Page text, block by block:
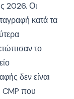
2026. Οι
κατά τα
το
δεν είναι
CMP που